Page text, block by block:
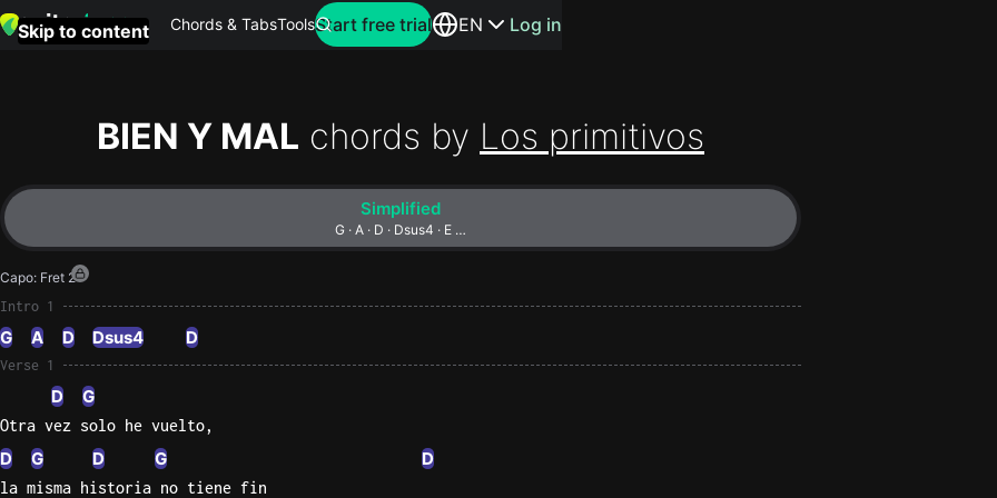
Skip to content Chords & TabsTools Search for artists or songs
this
Perfect
Start free trial EN Log in
BIEN Y MAL chords by Los primitivos
Simplified
G · A · D · Dsus4 · E …
Capo: Fret 2
Intro 1
G A D Dsus4 D
Verse 1
D G
Otra vez solo he vuelto,
D G D G D
la misma historia no tiene fin